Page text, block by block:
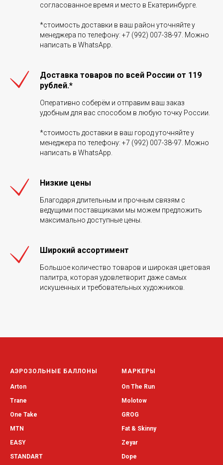
согласованное время и место в Екатеринбурге.
*стоимость доставки в ваш район уточняйте у
менеджера по телефону: +7 (992) 007-38-97. Можно
написать в WhatsApp.
Доставка товаров по всей России от 119
рублей.*
Оперативно соберём и отправим ваш заказ
удобным для вас способом в любую точку России.
*стоимость доставки в ваш город уточняйте у
менеджера по телефону: +7 (992) 007-38-97. Можно
написать в WhatsApp.
Низкие цены
Благодаря длительным и прочным связям с
ведущими поставщиками мы можем предложить
максимально доступные цены.
Широкий ассортимент
Большое количество товаров и широкая цветовая
палитра, которая удовлетворит даже самых
искушенных и требовательных художников.
АЭРОЗОЛЬНЫЕ БАЛЛОНЫ
Arton
Trane
One Take
MTN
EASY
STANDART
МАРКЕРЫ
On The Run
Molotow
GROG
Fat & Skinny
Zeyar
Dope